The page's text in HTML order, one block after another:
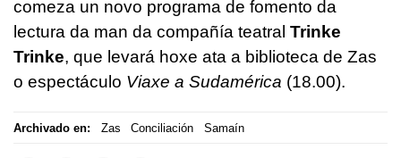
comeza un novo programa de fomento da
lectura da man da compañía teatral Trinke
Trinke, que levará hoxe ata a biblioteca de Zas
o espectáculo Viaxe a Sudamérica (18.00).
Archivado en: Zas Conciliación Samaín